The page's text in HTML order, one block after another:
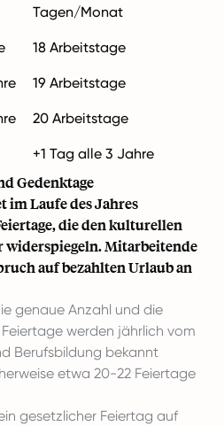
Tagen/Monat
18 Arbeitstage
19 Arbeitstage
20 Arbeitstage
+1 Tag alle 3 Jahre
Gedenktage
im Laufe des Jahres
die den kulturellen
widerspiegeln. Mitarbeitende
auf bezahlten Urlaub an
genaue Anzahl und die
werden jährlich vom
Berufsbildung bekannt
etwa 20-22 Feiertage
gesetzlicher Feiertag auf